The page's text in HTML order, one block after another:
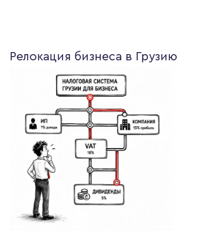
Релокация бизнеса в Грузию